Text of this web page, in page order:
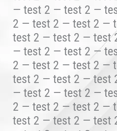
— test 2 — test 2 —
2 — test 2 — test 2 —
test 2 — test 2 — test
— test 2 — test 2 —
2 — test 2 — test 2 —
test 2 — test 2 — test
— test 2 — test 2 —
2 — test 2 — test 2 —
test 2 — test 2 — test